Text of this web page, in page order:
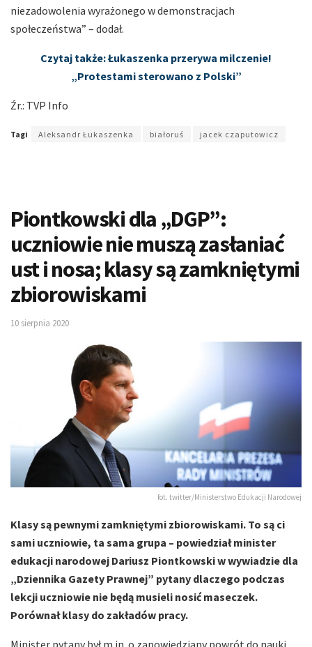
niezadowolenia wyrażonego w demonstracjach
społeczeństwa” – dodał.
Czytaj także: Łukaszenka przerywa milczenie!
„Protestami sterowano z Polski”
Źr.: TVP Info
Tagi Aleksandr Łukaszenka białoruś jacek czaputowicz
Piontkowski dla „DGP”:
uczniowie nie muszą zasłaniać
ust i nosa; klasy są zamkniętymi
zbiorowiskami
10 sierpnia 2020
fot. twitter/Ministerstwo Edukacji Narodowej
Klasy są pewnymi zamkniętymi zbiorowiskami. To są ci
sami uczniowie, ta sama grupa – powiedział minister
edukacji narodowej Dariusz Piontkowski w wywiadzie dla
„Dziennika Gazety Prawnej” pytany dlaczego podczas
lekcji uczniowie nie będą musieli nosić maseczek.
Porównał klasy do zakładów pracy.
Minister pytany był m.in. o zapowiedziany powrót do nauki